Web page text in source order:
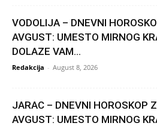
VODOLIJA – DNEVNI
AVGUST: UMESTO MIRNOG
DOLAZE VAM...
Redakcija - August 8, 2026
JARAC – DNEVNI HOROSKOP
AVGUST: UMESTO MIRNOG